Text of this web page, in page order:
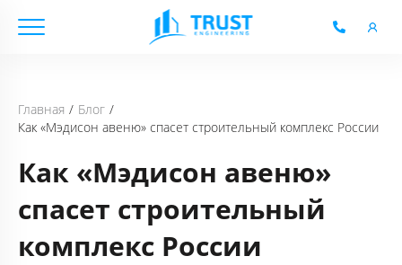
Главная
Блог
Как «Мэдисон авеню» спасет строительный комплекс России
Как «Мэдисон авеню»
спасет строительный
комплекс России